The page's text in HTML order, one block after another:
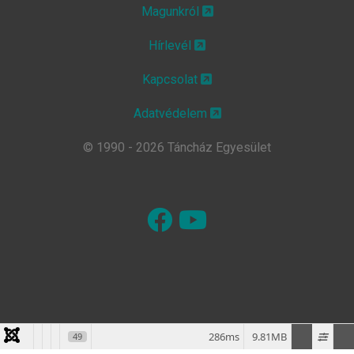
Magunkról
Hírlevél
Kapcsolat
Adatvédelem
© 1990 - 2026 Táncház Egyesület
49 9.81MB
286ms